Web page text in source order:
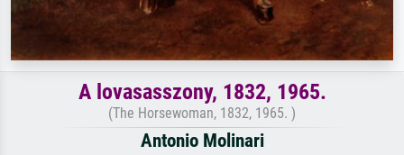
A lovasasszony, 1832, 1965.
(The Horsewoman, 1832, 1965. )
Antonio Molinari